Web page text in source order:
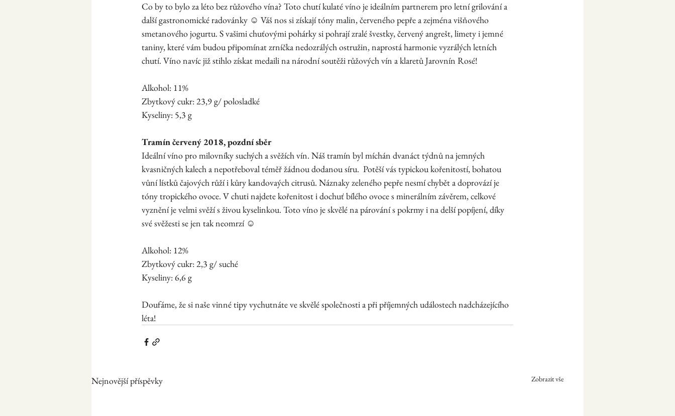
Co by to bylo za léto bez růžového vína? Toto chutí kulaté víno je ideálním partnerem pro letní grilování a
další gastronomické radovánky ☺ Váš nos si získají tóny malin, červeného pepře a zejména višňového
smetanového jogurtu. S vašimi chuťovými pohárky si pohrají zralé švestky, červený angrešt, limety i jemné
taniny, které vám budou připomínat zrníčka nedozrálých ostružin, naprostá harmonie vyzrálých letních
chutí. Víno navíc již stihlo získat medaili na národní soutěži růžových vín a klaretů Jarovnín Rosé!
Alkohol: 11%
Zbytkový cukr: 23,9 g/ polosladké
Kyseliny: 5,3 g
Tramín červený 2018, pozdní sběr
Ideální víno pro milovníky suchých a svěžích vín. Náš tramín byl míchán dvanáct týdnů na jemných
kvasničných kalech a nepotřeboval téměř žádnou dodanou síru.  Potěší vás typickou kořenitostí, bohatou
vůní lístků čajových růží i kůry kandovaých citrusů. Náznaky zeleného pepře nesmí chybět a doprovází je
tóny tropického ovoce. V chuti najdete kořenitost i dochuť bílého ovoce s minerálním závěrem, celkové
vyznění je velmi svěží s živou kyselinkou. Toto víno je skvělé na párování s pokrmy i na delší popíjení, díky
své svěžesti se jen tak neomrzí ☺
Alkohol: 12%
Zbytkový cukr: 2,3 g/ suché
Kyseliny: 6,6 g
Doufáme, že si naše vinné tipy vychutnáte ve skvělé společnosti a při příjemných událostech nadcházejícího
léta!
Nejnovější příspěvky Zobrazit vše